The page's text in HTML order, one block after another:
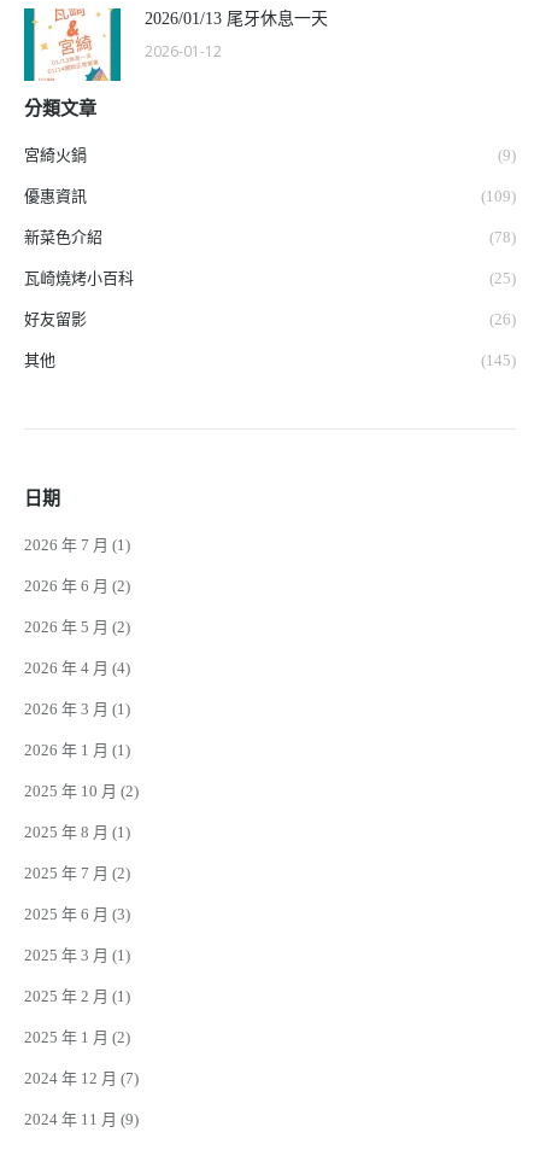
2026/01/13 尾牙休息一天
2026-01-12
分類文章
宮綺火鍋 (9)
優惠資訊 (109)
新菜色介紹 (78)
瓦崎燒烤小百科 (25)
好友留影 (26)
其他 (145)
日期
2026 年 7 月 (1)
2026 年 6 月 (2)
2026 年 5 月 (2)
2026 年 4 月 (4)
2026 年 3 月 (1)
2026 年 1 月 (1)
2025 年 10 月 (2)
2025 年 8 月 (1)
2025 年 7 月 (2)
2025 年 6 月 (3)
2025 年 3 月 (1)
2025 年 2 月 (1)
2025 年 1 月 (2)
2024 年 12 月 (7)
2024 年 11 月 (9)